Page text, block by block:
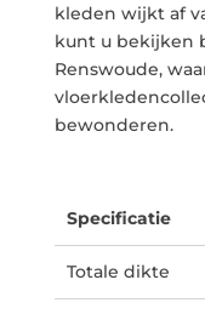
kleden wijkt af
kunt u bekijken
Renswoude,
bewonderen.
Specificatie
Totale dikte